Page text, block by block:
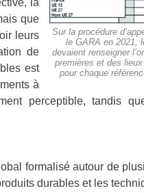
Sur la procédure
le GARA en 2021,
devaient renseigner
premières et des
pour chaque
la
que
leurs
de
est
à
perceptible, tandis
formalisé autour de
durables et les